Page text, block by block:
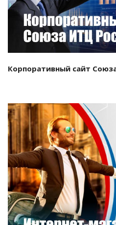
Корпоративный сайт
Смотреть